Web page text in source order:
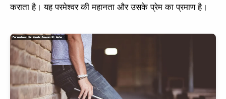
कराता है। यह परमेश्वर की महानता और उसके प्रेम का प्रमाण है।